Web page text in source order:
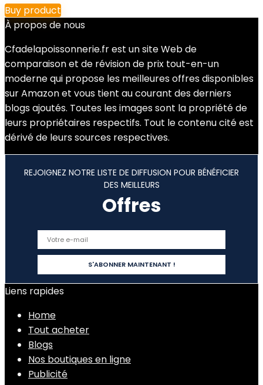
Buy product
À propos de nous
Cfadelapoissonnerie.fr est un site Web de
comparaison et de révision de prix tout-en-un
moderne qui propose les meilleures offres disponibles
sur Amazon et vous tient au courant des derniers
blogs ajoutés. Toutes les images sont la propriété de
leurs propriétaires respectifs. Tout le contenu cité est
dérivé de leurs sources respectives.
REJOIGNEZ NOTRE LISTE DE DIFFUSION POUR BÉNÉFICIER
DES MEILLEURS
Offres
Liens rapides
Home
Tout acheter
Blogs
Nos boutiques en ligne
Publicité